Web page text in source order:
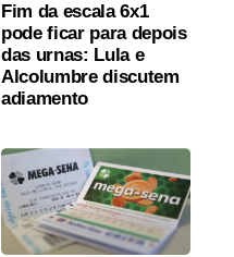
Fim da escala 6x1
pode ficar para depois
das urnas: Lula e
Alcolumbre discutem
adiamento